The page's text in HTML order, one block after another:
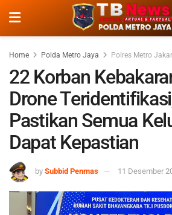
Home Polda Metro Jaya Polres Metro
22 Korban
Drone
Pastikan Semua
Dapat Kepastian
by Subbid Penmas 11 Desember